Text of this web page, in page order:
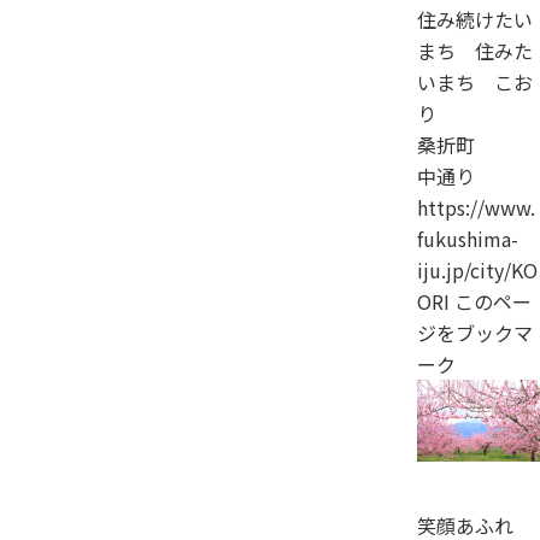
住み続けたい
まち 住みた
いまち こお
り
桑折町
中通り
https://www.
fukushima-
iju.jp/city/KO
ORI このペー
ジをブックマ
ーク
笑顔あふれ